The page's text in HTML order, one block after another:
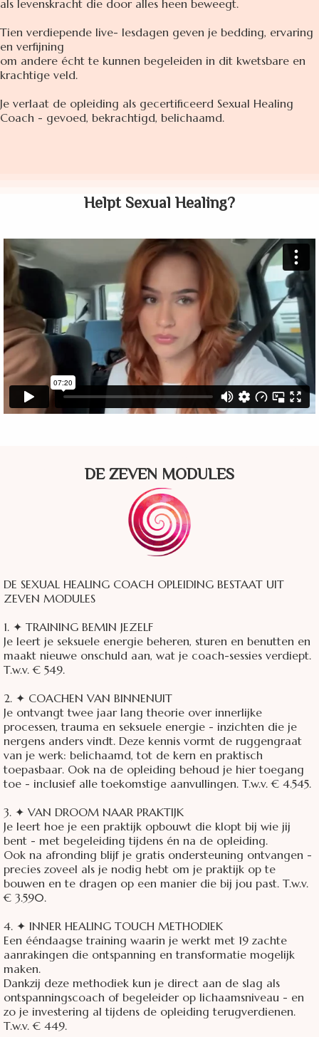
als levenskracht die door alles heen beweegt.
Tien verdiepende live- lesdagen geven je bedding, ervaring
en verfijning
om andere écht te kunnen begeleiden in dit kwetsbare en
krachtige veld.
Je verlaat de opleiding als gecertificeerd Sexual Healing
Coach - gevoed, bekrachtigd, belichaamd.
Helpt Sexual Healing?
DE ZEVEN MODULES
DE SEXUAL HEALING COACH OPLEIDING BESTAAT UIT
ZEVEN MODULES
1. ✦ TRAINING BEMIN JEZELF
Je leert je seksuele energie beheren, sturen en benutten en
maakt nieuwe onschuld aan, wat je coach-sessies verdiept.
T.w.v. € 549.
2. ✦ COACHEN VAN BINNENUIT
Je ontvangt twee jaar lang theorie over innerlijke
processen, trauma en seksuele energie - inzichten die je
nergens anders vindt. Deze kennis vormt de ruggengraat
van je werk: belichaamd, tot de kern en praktisch
toepasbaar. Ook na de opleiding behoud je hier toegang
toe - inclusief alle toekomstige aanvullingen. T.w.v. € 4.545.
3. ✦ VAN DROOM NAAR PRAKTIJK
Je leert hoe je een praktijk opbouwt die klopt bij wie jij
bent - met begeleiding tijdens én na de opleiding.
Ook na afronding blijf je gratis ondersteuning ontvangen -
precies zoveel als je nodig hebt om je praktijk op te
bouwen en te dragen op een manier die bij jou past. T.w.v.
€ 3.590.
4. ✦ INNER HEALING TOUCH METHODIEK
Een ééndaagse training waarin je werkt met 19 zachte
aanrakingen die ontspanning en transformatie mogelijk
maken.
Dankzij deze methodiek kun je direct aan de slag als
ontspanningscoach of begeleider op lichaamsniveau - en
zo je investering al tijdens de opleiding terugverdienen.
T.w.v. € 449.